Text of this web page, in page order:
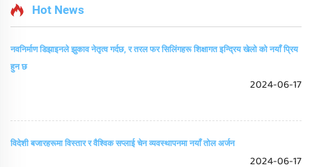
Hot News
नवनिर्माण डिझाइनले झुकाव नेतृत्व गर्दछ, र तरल फर सिलिंगहरू शिक्षागत इन्द्रिय खेलो को नयाँ प्रिय
हुन छ
2024-06-17
विदेशी बजारहरूमा विस्तार र वैश्विक सप्लाई चेन व्यवस्थापनमा नयाँ तोल अर्जन
2024-06-17